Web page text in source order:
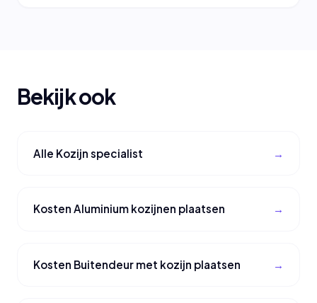
Bekijk ook
Alle Kozijn specialist
Kosten Aluminium kozijnen plaatsen
Kosten Buitendeur met kozijn plaatsen